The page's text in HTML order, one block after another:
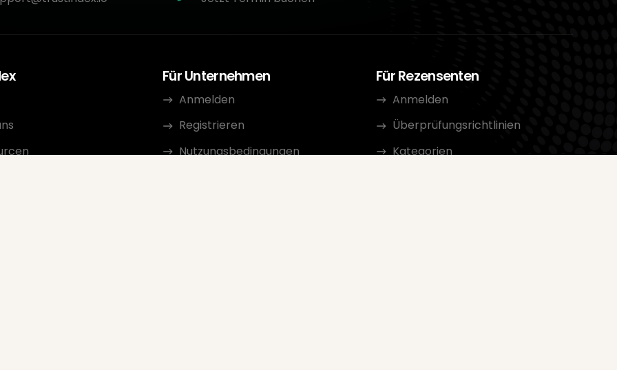
Für Unternehmen
Anmelden
Registrieren
Nutzungsbedingungen
Für Rezensenten
Anmelden
Überprüfungsrichtlinien
Kategorien